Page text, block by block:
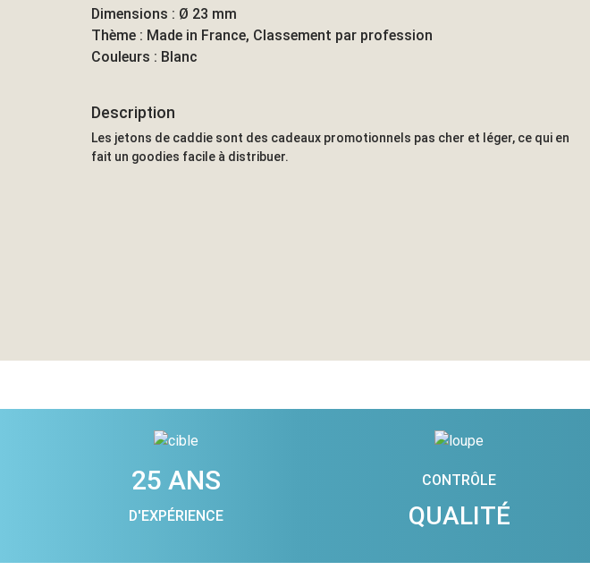
Dimensions : Ø 23 mm
Thème : Made in France, Classement par profession
Couleurs : Blanc
Description
Les jetons de caddie sont des cadeaux promotionnels pas cher et léger, ce qui en
fait un goodies facile à distribuer.
25 ANS
D'EXPÉRIENCE
CONTRÔLE
QUALITÉ